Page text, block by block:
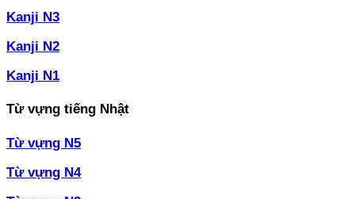
Kanji N3
Kanji N2
Kanji N1
Từ vựng tiếng Nhật
Từ vựng N5
Từ vựng N4